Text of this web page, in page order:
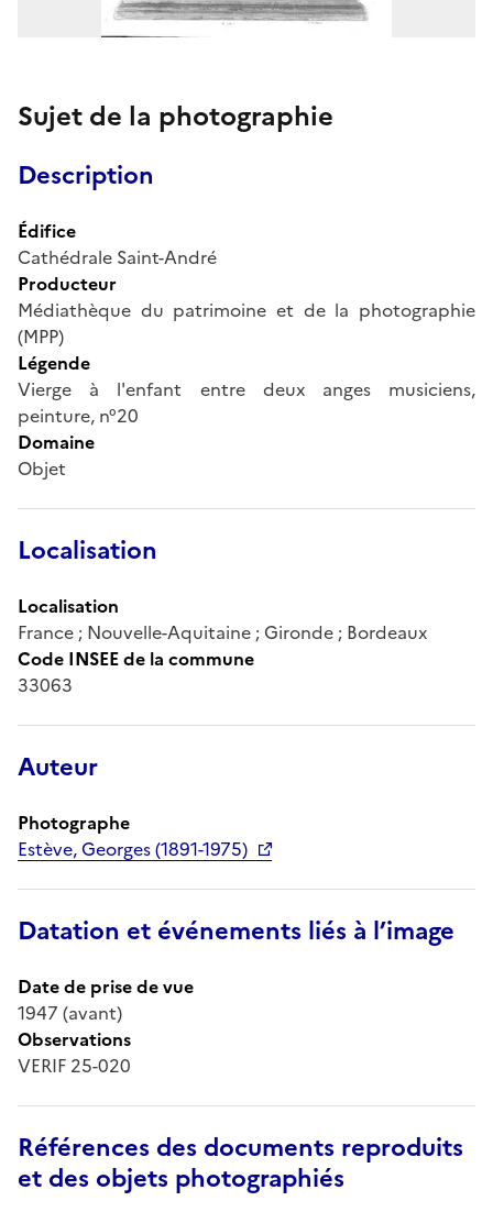
Sujet de la photographie
Description
Édifice
Cathédrale Saint-André
Producteur
Médiathèque du patrimoine et de la photographie
(MPP)
Légende
Vierge à l'enfant entre deux anges musiciens,
peinture, n°20
Domaine
Objet
Localisation
Localisation
France ; Nouvelle-Aquitaine ; Gironde ; Bordeaux
Code INSEE de la commune
33063
Auteur
Photographe
Estève, Georges (1891-1975)
Datation et événements liés à l’image
Date de prise de vue
1947 (avant)
Observations
VERIF 25-020
Références des documents reproduits
et des objets photographiés